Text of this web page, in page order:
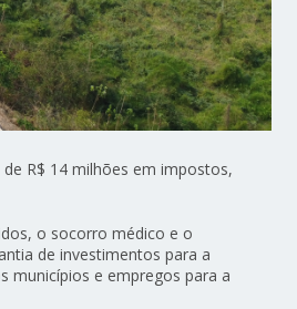
R$ 14 milhões em impostos,
o socorro médico e o
de investimentos para a
municípios e empregos para a